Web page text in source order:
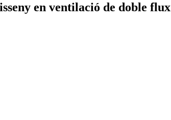
en ventilació de doble flux